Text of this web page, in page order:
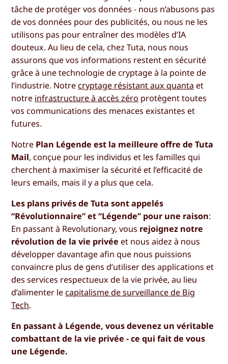
tâche de protéger vos données - nous n’abusons pas
de vos données pour des publicités, ou nous ne les
utilisons pas pour entraîner des modèles d’IA
douteux. Au lieu de cela, chez Tuta, nous nous
assurons que vos informations restent en sécurité
grâce à une technologie de cryptage à la pointe de
l’industrie. Notre cryptage résistant aux quanta et
notre infrastructure à accès zéro protègent toutes
vos communications des menaces existantes et
futures.
Notre Plan Légende est la meilleure offre de Tuta
Mail, conçue pour les individus et les familles qui
cherchent à maximiser la sécurité et l’efficacité de
leurs emails, mais il y a plus que cela.
Les plans privés de Tuta sont appelés
“Révolutionnaire” et “Légende” pour une raison:
En passant à Revolutionary, vous rejoignez notre
révolution de la vie privée et nous aidez à nous
développer davantage afin que nous puissions
convaincre plus de gens d’utiliser des applications et
des services respectueux de la vie privée, au lieu
d’alimenter le capitalisme de surveillance de Big
Tech.
En passant à Légende, vous devenez un véritable
combattant de la vie privée - ce qui fait de vous
une Légende.